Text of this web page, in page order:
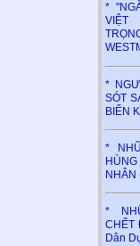
*
VIỆT
*
SÓT
BIỂN
*
NHÂN
*
CHẾT
Dân